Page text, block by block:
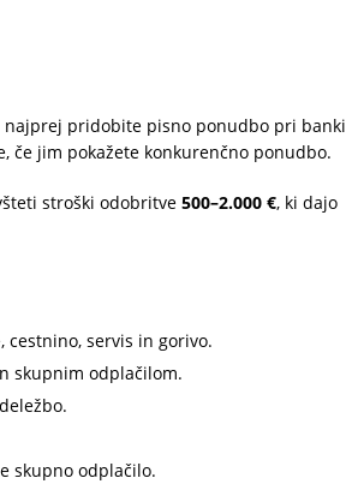
najprej pridobite pisno ponudbo pri banki
če jim pokažete konkurenčno ponudbo.
stroški odobritve 500–2.000 €, ki dajo
servis in gorivo.
skupnim odplačilom.
skupno odplačilo.